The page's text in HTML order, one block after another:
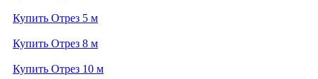
Купить Отрез 5 м
Купить Отрез 8 м
Купить Отрез 10 м